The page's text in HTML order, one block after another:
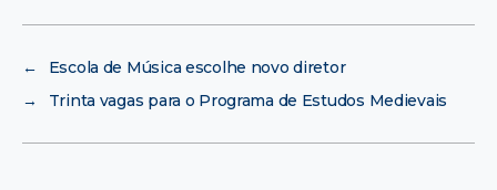
←
Escola de Música escolhe novo diretor
→
Trinta vagas para o Programa de Estudos Medievais